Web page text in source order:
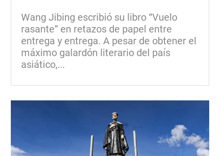
Wang Jibing escribió su libro “Vuelo
rasante” en retazos de papel entre
entrega y entrega. A pesar de obtener el
máximo galardón literario del país
asiático,...